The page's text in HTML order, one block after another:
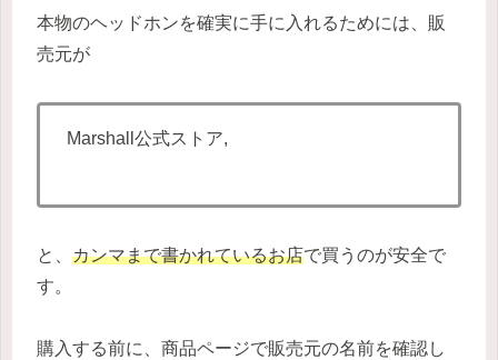
本物のヘッドホンを確実に手に入れるためには、販
売元が
Marshall公式ストア,
と、 カンマまで書かれているお店で買うのが安全で
す。
購入する前に、商品ページで販売元の名前を確認し